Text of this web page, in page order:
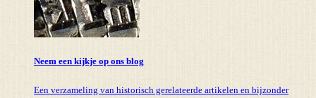
Neem een kijkje op ons blog
Een verzameling van historisch gerelateerde artikelen en bijzonder